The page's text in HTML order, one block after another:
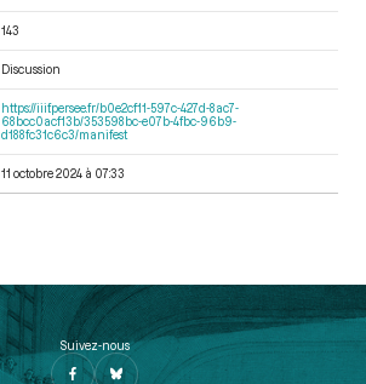
143
Discussion
https://iiif.persee.fr/b0e2cf11-597c-427d-8ac7-
68bcc0acf13b/353598bc-e07b-4fbc-96b9-
d188fc31c6c3/manifest
11 octobre 2024 à 07:33
Suivez-nous